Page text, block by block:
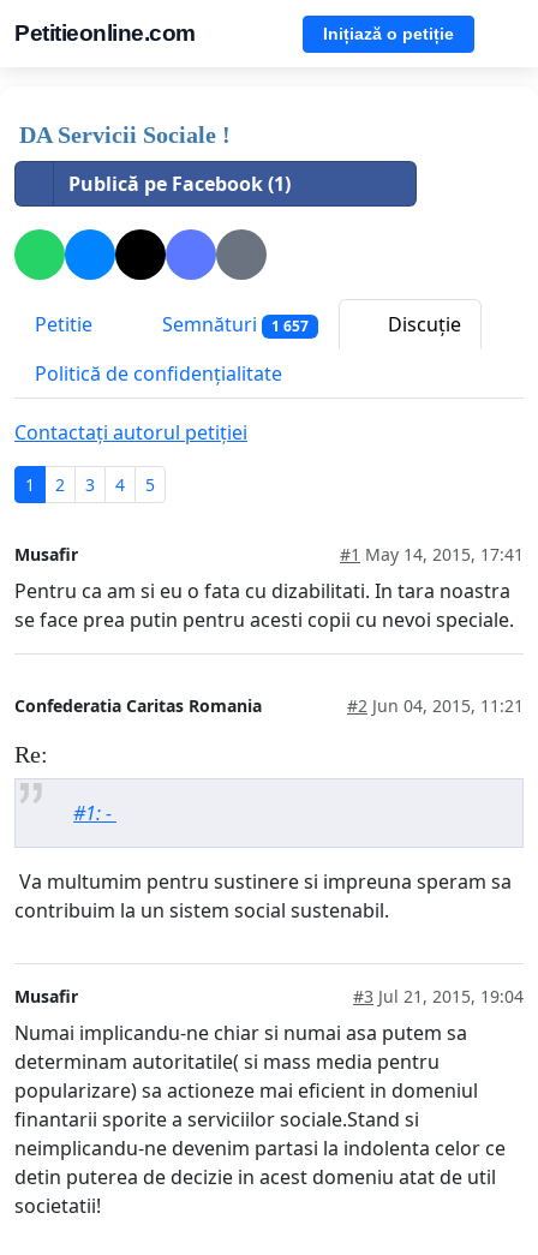
Petitieonline.com Inițiază o petiție
DA Servicii Sociale !
Publică pe Facebook (1)
Petitie Semnături 1 657
Discuție
Politică de confidențialitate
Contactați autorul petiției
1 2 3 4 5
Musafir #1 May 14, 2015, 17:41
Pentru ca am si eu o fata cu dizabilitati. In tara noastra
se face prea putin pentru acesti copii cu nevoi speciale.
Confederatia Caritas Romania #2 Jun 04, 2015, 11:21
Re:
#1: -
Va multumim pentru sustinere si impreuna speram sa
contribuim la un sistem social sustenabil.
Musafir #3 Jul 21, 2015, 19:04
Numai implicandu-ne chiar si numai asa putem sa
determinam autoritatile( si mass media pentru
popularizare) sa actioneze mai eficient in domeniul
finantarii sporite a serviciilor sociale.Stand si
neimplicandu-ne devenim partasi la indolenta celor ce
detin puterea de decizie in acest domeniu atat de util
societatii!